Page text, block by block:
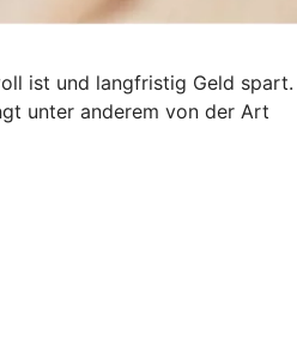
ist und langfristig Geld spart.
unter anderem von der Art